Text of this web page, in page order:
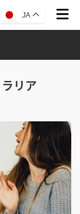
JA
リア